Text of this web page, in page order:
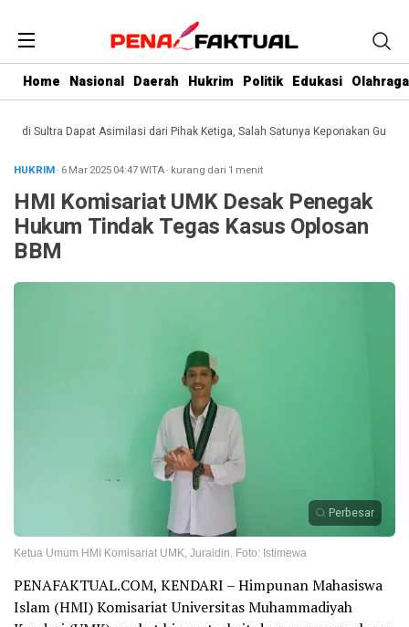
Home Nasional Daerah Hukrim Politik Edukasi Olahraga
Dapat Asimilasi dari Pihak Ketiga, Salah Satunya Keponakan Gubernur
HUKRIM· 6 Mar 202504:47WITA· kurang dari 1 menit
HMI Komisariat UMK Desak Penegak
Hukum Tindak Tegas Kasus Oplosan
BBM
Perbesar
Ketua Umum HMI Komisariat UMK, Juraidin. Foto: Istimewa
PENAFAKTUAL.COM, KENDARI – Himpunan Mahasiswa
Islam (HMI) Komisariat Universitas Muhammadiyah